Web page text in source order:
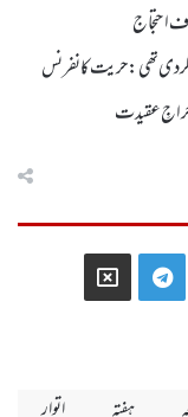
احتجاج
کردی تھی: حریت کانفرنس
خراجِ عقیدت
Telegram
X